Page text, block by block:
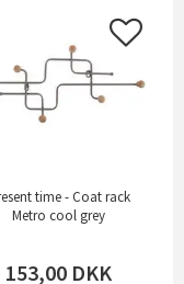
time - Coat rack
Metro cool grey
153,00 DKK